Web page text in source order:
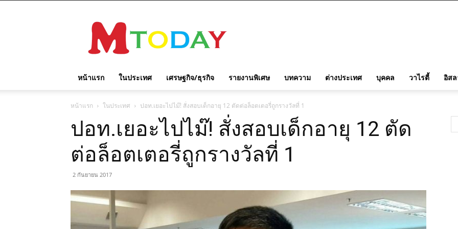
TODAY
หน้าแรก ในประเทศ เศรษฐกิจ/ธุรกิจ รายงานพิเศษ บทความ ต่างประเทศ บุคคล วาไรตี้ อิส
หน้าแรก ในประเทศ ปอท.เยอะไปไม๊! สั่งสอบเด็กอายุ 12 ตัดต่อล็อตเตอรี่ถูกรางวัลที่ 1
ปอท.เยอะไปไม๊! สั่งสอบเด็กอายุ 12 ตัด
ต่อล็อตเตอรี่ถูกรางวัลที่ 1
2 กันยายน 2017